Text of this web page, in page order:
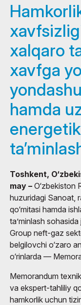
xalqaro
xavfga
hamda
Toshkent,
may – O‘zbekiston
huzuridagi Sanoat,
qo‘mitasi hamda
ta’minlash
Group neft-gaz
belgilovchi o‘zaro
o‘rinlarda —
Memorandum
va ekspert-tahliliy
hamkorlik uchun